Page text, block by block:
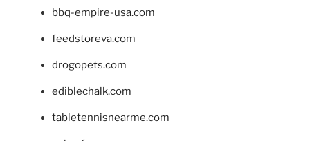
bbq-empire-usa.com
feedstoreva.com
drogopets.com
ediblechalk.com
tabletennisnearme.com